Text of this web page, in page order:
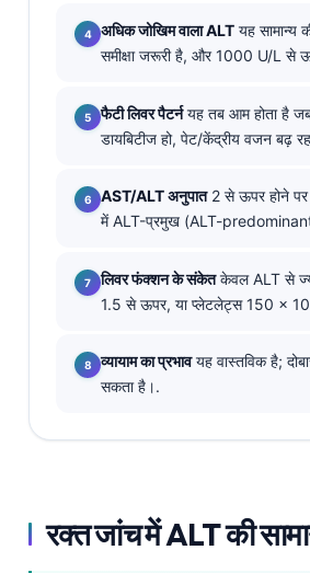
अधिक जोखिम वाला ALT यह
समीक्षा जरूरी है, और 1000 U/L से
फैटी लिवर पैटर्नयह तब आम होता है जब
डायबिटीज हो, पेट/केंद्रीय वजन बढ़
AST/ALT अनुपात2 से ऊपर होने पर
में ALT-प्रमुख (ALT-
लिवर फंक्शन के संकेतकेवल ALT से
1.5 से ऊपर, या प्लेटलेट्स 150 ×
व्यायाम का प्रभावयह वास्तविक है;
सकता है।.
रक्त जांच में ALT की